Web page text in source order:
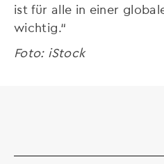
ist für alle in einer
wichtig.“
Foto: iStock